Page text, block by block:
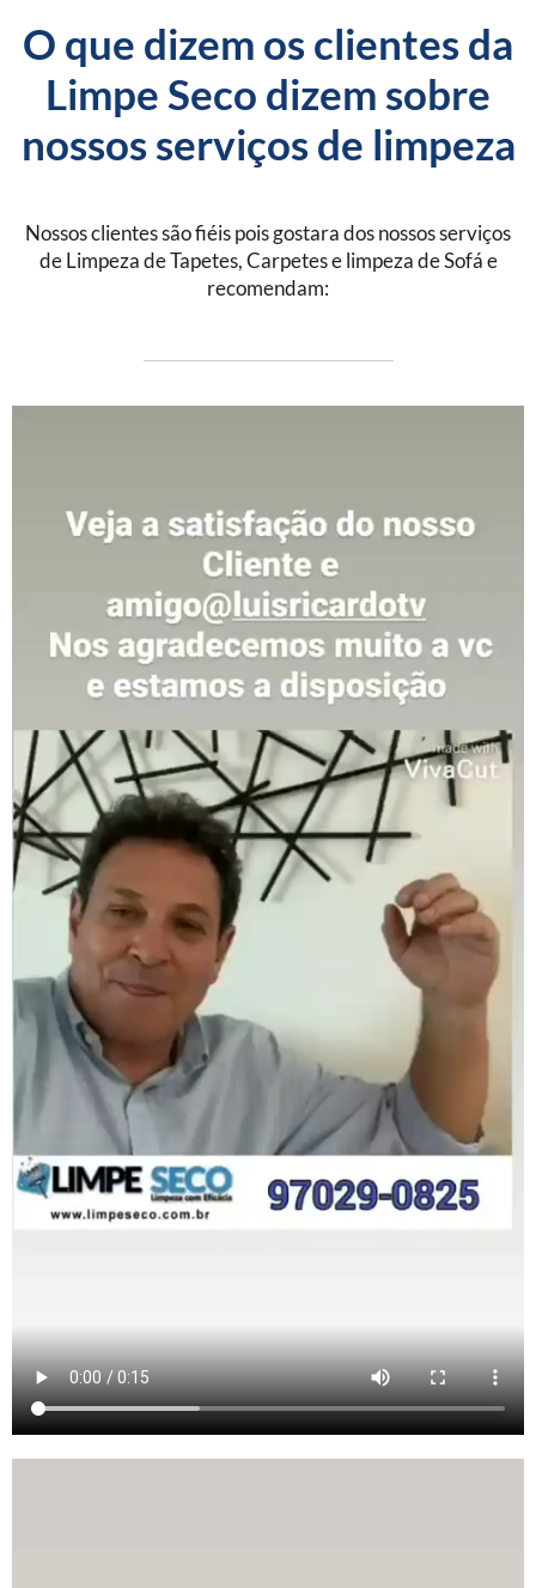
O que dizem os clientes da
Limpe Seco dizem sobre
nossos serviços de limpeza
Nossos clientes são fiéis pois gostara dos nossos serviços
de Limpeza de Tapetes, Carpetes e limpeza de Sofá e
recomendam: